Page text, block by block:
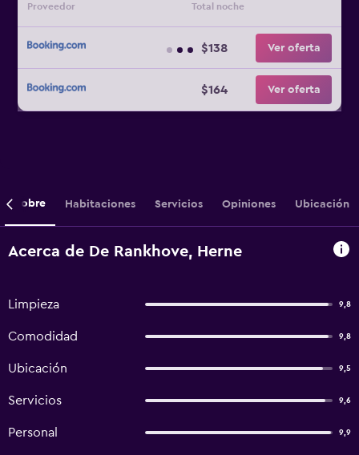
Proveedor Total noche
$138 Ver oferta
$164 Ver oferta
Sobre Habitaciones Servicios Opiniones Ubicación
Acerca de De Rankhove, Herne
Limpieza 9,8
Comodidad 9,8
Ubicación 9,5
Servicios 9,6
Personal 9,9